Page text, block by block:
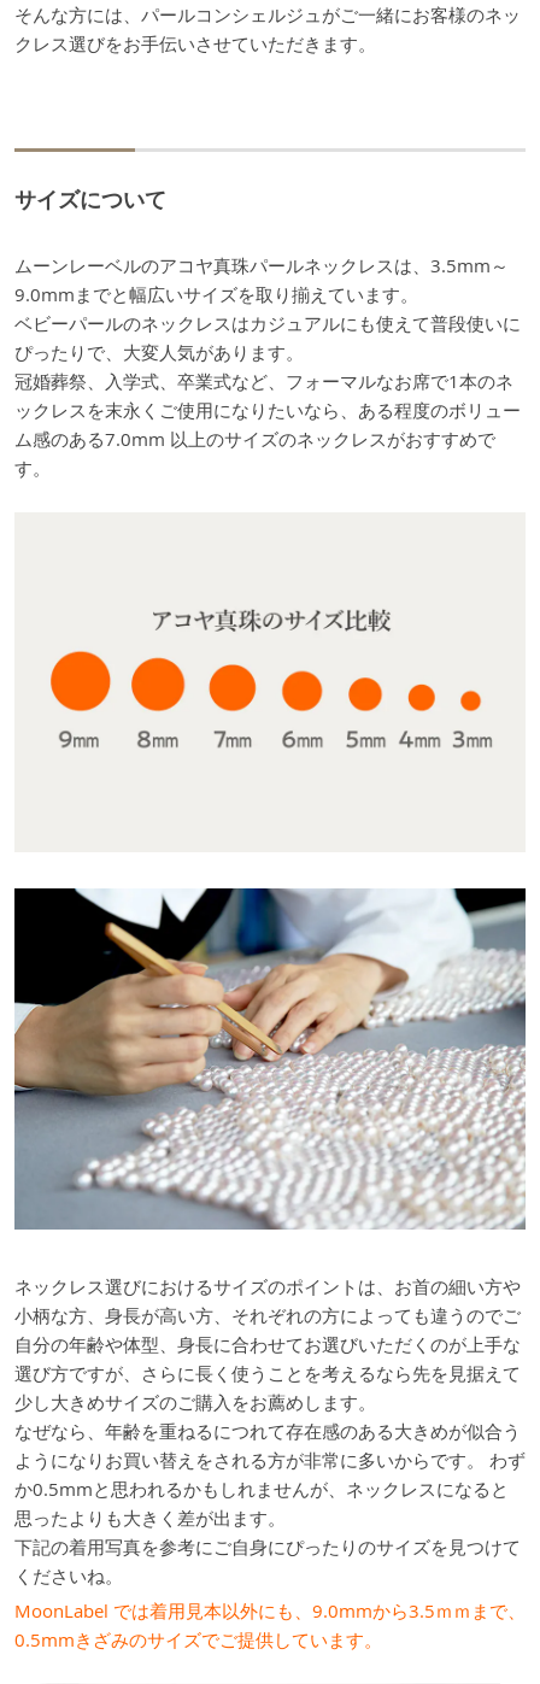
そんな方には、パールコンシェルジュがご一緒にお客様のネッ
クレス選びをお手伝いさせていただきます。
サイズについて
ムーンレーベルのアコヤ真珠パールネックレスは、3.5mm～
9.0mmまでと幅広いサイズを取り揃えています。
ベビーパールのネックレスはカジュアルにも使えて普段使いに
ぴったりで、大変人気があります。
冠婚葬祭、入学式、卒業式など、フォーマルなお席で1本のネ
ックレスを末永くご使用になりたいなら、ある程度のボリュー
ム感のある7.0mm 以上のサイズのネックレスがおすすめで
す。
ネックレス選びにおけるサイズのポイントは、お首の細い方や
小柄な方、身長が高い方、それぞれの方によっても違うのでご
自分の年齢や体型、身長に合わせてお選びいただくのが上手な
選び方ですが、さらに長く使うことを考えるなら先を見据えて
少し大きめサイズのご購入をお薦めします。
なぜなら、年齢を重ねるにつれて存在感のある大きめが似合う
ようになりお買い替えをされる方が非常に多いからです。 わず
か0.5mmと思われるかもしれませんが、ネックレスになると
思ったよりも大きく差が出ます。
下記の着用写真を参考にご自身にぴったりのサイズを見つけて
くださいね。
MoonLabel では着用見本以外にも、9.0mmから3.5ｍｍまで、
0.5mmきざみのサイズでご提供しています。